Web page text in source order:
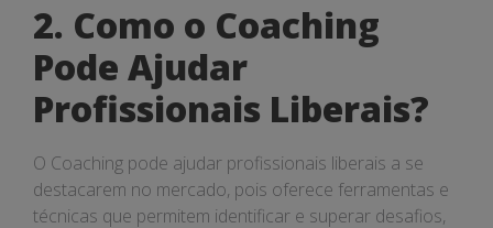
2. Como o Coaching
Pode Ajudar
Profissionais Liberais?
O Coaching pode ajudar profissionais liberais a se
destacarem no mercado, pois oferece ferramentas e
técnicas que permitem identificar e superar desafios,